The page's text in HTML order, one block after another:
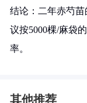
结论：二年赤芍
议按5000棵/麻袋
率。
其他推荐